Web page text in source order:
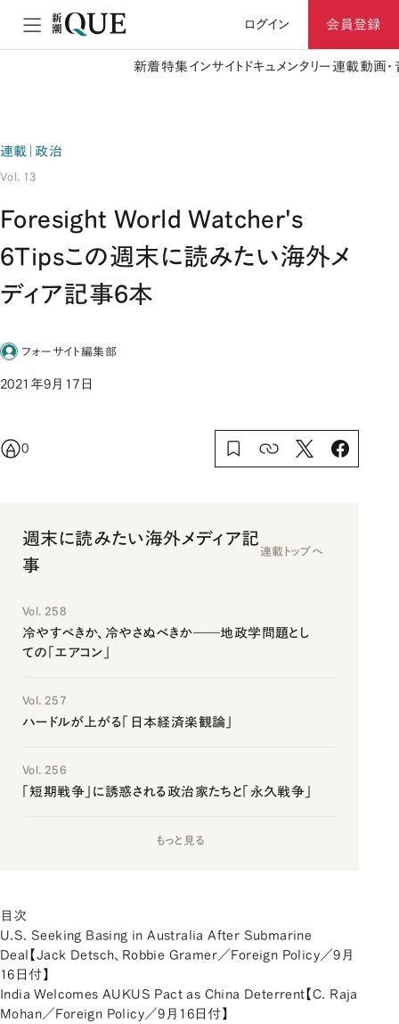
ログイン 会員登録
新着特集 インサイト ドキュメンタリー 連載動画
連載｜政治
Vol. 13
Foresight World Watcher's
6Tipsこの週末に読みたい海外メ
ディア記事6本
フォーサイト編集部
2021年9月17日
0
週末に読みたい海外メディア記
事
連載トップへ
Vol. 258
冷やすべきか、冷やさぬべきか――地政学問題とし
ての「エアコン」
Vol. 257
ハードルが上がる「日本経済楽観論」
Vol. 256
「短期戦争」に誘惑される政治家たちと「永久戦争」
もっと見る
目次
U.S. Seeking Basing in Australia After Submarine
Deal【Jack Detsch、Robbie Gramer／Foreign Policy／9月
16日付】
India Welcomes AUKUS Pact as China Deterrent【C. Raja
Mohan／Foreign Policy／9月16日付】